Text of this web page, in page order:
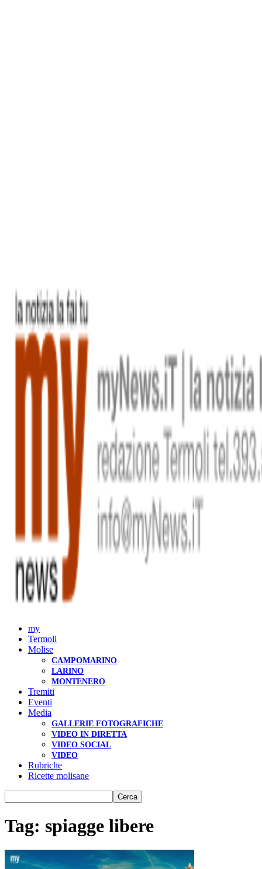
my
Termoli
Molise
CAMPOMARINO
LARINO
MONTENERO
Tremiti
Eventi
Media
GALLERIE FOTOGRAFICHE
VIDEO IN DIRETTA
VIDEO SOCIAL
VIDEO
Rubriche
Ricette molisane
Tag: spiagge libere